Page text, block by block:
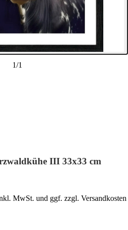
1/1
III 33x33 cm
MwSt. und ggf. zzgl. Versandkosten